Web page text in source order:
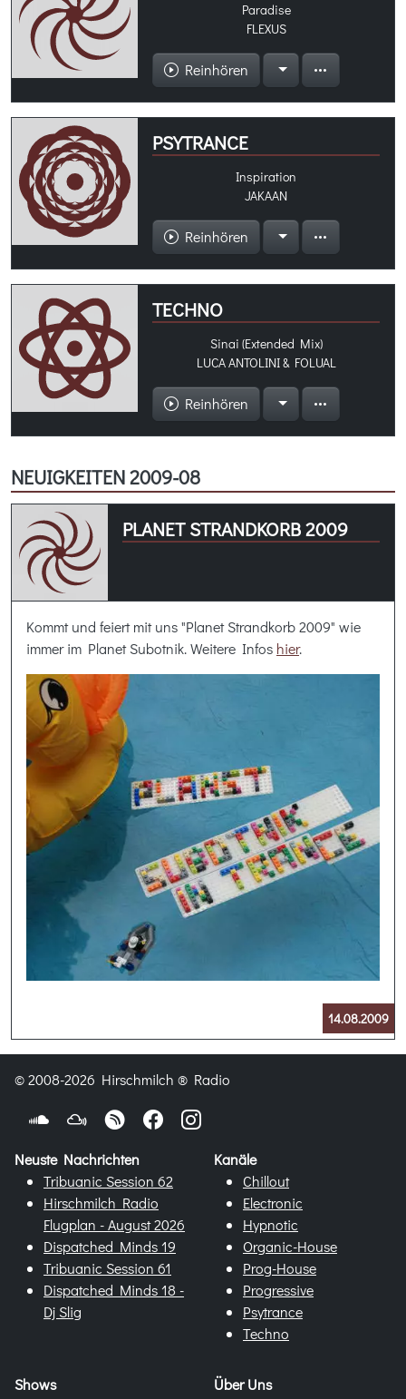
Paradise
FLEXUS
Reinhören
PSYTRANCE
Inspiration
JAKAAN
Reinhören
TECHNO
Sinai (Extended Mix)
LUCA ANTOLINI & FOLUAL
Reinhören
NEUIGKEITEN 2009-08
PLANET STRANDKORB 2009
Kommt und feiert mit uns "Planet Strandkorb 2009" wie
immer im Planet Subotnik. Weitere Infos hier.
14.08.2009
© 2008-2026 Hirschmilch ® Radio
Neuste Nachrichten
Tribuanic Session 62
Hirschmilch Radio
Flugplan - August 2026
Dispatched Minds 19
Tribuanic Session 61
Dispatched Minds 18 -
Dj Slig
Kanäle
Chillout
Electronic
Hypnotic
Organic-House
Prog-House
Progressive
Psytrance
Techno
Shows
Über Uns